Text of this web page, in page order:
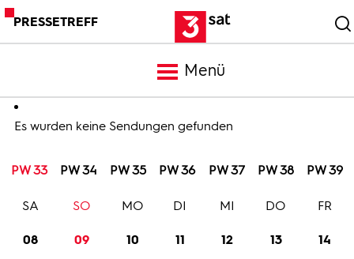
PRESSETREFF
Menü
Meldungen
Programm
Es wurden keine Sendungen gefunden
PW 33 PW 34 PW 35 PW 36 PW 37 PW 38 PW 39
08
SA
09
SO
10
MO
11
DI
12
MI
13
DO
14
FR